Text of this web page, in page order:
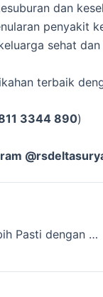
dan
penyakit
sehat
terbaik
3344 890)
Lebih Sehat, Lebih Pasti dengan Paket Medical Check Up Delta Surya